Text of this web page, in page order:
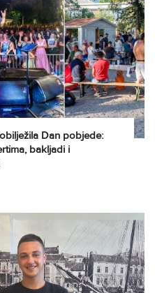
Dan pobjede:
bakljadi i